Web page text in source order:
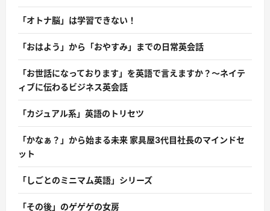
「オトナ脳」は学習できない！
「おはよう」から「おやすみ」までの日常英会話
「お世話になっております」を英語で言えますか？〜ネイテ
ィブに伝わるビジネス英会話
「カジュアル系」英語のトリセツ
「かなぁ？」から始まる未来 家具屋3代目社長のマインドセ
ット
「しごとのミニマム英語」シリーズ
「その後」のゲゲゲの女房